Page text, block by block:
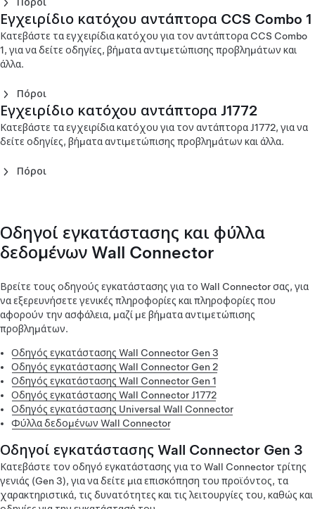
Ευρώπη (Deutsch)
Εγχειρίδιο κατόχου Corded Mobile Connector Gen 1 -
Ευρώπη (English)
Εγχειρίδιο κατόχου Corded Mobile Connector Gen 1 -
Ευρώπη (Français)
Εγχειρίδιο κατόχου Corded Mobile Connector Gen 1 -
Ευρώπη (Hrvatski)
Εγχειρίδιο κατόχου Corded Mobile Connector Gen 1 -
Ευρώπη (Italiano)
Ευρώπη (Magyar)
Ευρώπη (Norsk)
Εγχειρίδιο κατόχου Corded Mobile Connector Gen 1 -
Ευρώπη (Polski)
Ευρώπη (Português)
Εγχειρίδιο κατόχου Corded Mobile Connector Gen 1 -
Ευρώπη (Română)
Εγχειρίδιο κατόχου Corded Mobile Connector Gen 1 -
Ευρώπη (Suomi)
Εγχειρίδιο κατόχου Corded Mobile Connector Gen 1 -
Ευρώπη (Svenska)
Εγχειρίδιο κατόχου Corded Mobile Connector Gen 1 -
Ευρώπη (Slovenščina)
Εγχειρίδιο κατόχου Corded Mobile Connector Gen 1 -
Ευρώπη (Ελληνικά)
Εγχειρίδιο κατόχου αντάπτορα CCS Combo 2 (Čeština)
Εγχειρίδιο κατόχου αντάπτορα CCS Combo 2 (Dansk)
Εγχειρίδιο κατόχου αντάπτορα CCS Combo 2 (Deutsch)
Εγχειρίδιο κατόχου αντάπτορα CCS Combo 2 (English)
Εγχειρίδιο κατόχου αντάπτορα CCS Combo 2 (Italiano)
Εγχειρίδιο κατόχου αντάπτορα CCS Combo 2
(Nederlands)
Εγχειρίδιο κατόχου αντάπτορα CCS Combo 2 (Norsk)
Εγχειρίδιο κατόχου αντάπτορα CCS Combo 2
Εγχειρίδιο κατόχου αντάπτορα CCS Combo 1
Κατεβάστε τα εγχειρίδια κατόχου για τον αντάπτορα CCS Combo
1, για να δείτε οδηγίες, βήματα αντιμετώπισης προβλημάτων και
άλλα.
Πόροι
Εγχειρίδιο κατόχου αντάπτορα CCS Combo 1 - Βόρεια
Αμερική (English)
Εγχειρίδιο κατόχου αντάπτορα CCS Combo 1 - Βόρεια
Αμερική (Français)
Εγχειρίδιο κατόχου αντάπτορα J1772
Κατεβάστε τα εγχειρίδια κατόχου για τον αντάπτορα J1772, για να
δείτε οδηγίες, βήματα αντιμετώπισης προβλημάτων και άλλα.
Πόροι
Οδηγοί εγκατάστασης και φύλλα
δεδομένων Wall Connector
Βρείτε τους οδηγούς εγκατάστασης για το Wall Connector σας, για
να εξερευνήσετε γενικές πληροφορίες και πληροφορίες που
αφορούν την ασφάλεια, μαζί με βήματα αντιμετώπισης
προβλημάτων.
Οδηγός εγκατάστασης Wall Connector Gen 3
Οδηγός εγκατάστασης Wall Connector Gen 2
Οδηγός εγκατάστασης Wall Connector Gen 1
Οδηγός εγκατάστασης Wall Connector J1772
Οδηγός εγκατάστασης Universal Wall Connector
Φύλλα δεδομένων Wall Connector
Οδηγοί εγκατάστασης Wall Connector Gen 3
Κατεβάστε τον οδηγό εγκατάστασης για το Wall Connector τρίτης
γενιάς (Gen 3), για να δείτε μια επισκόπηση του προϊόντος, τα
χαρακτηριστικά, τις δυνατότητες και τις λειτουργίες του, καθώς και